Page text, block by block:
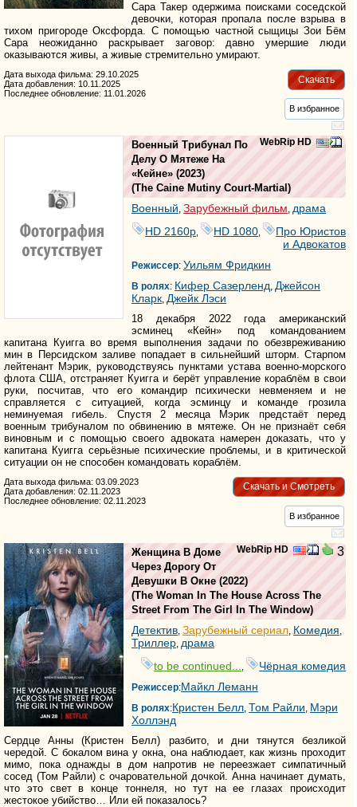
Сара Такер одержима поисками соседской
девочки, которая пропала после взрыва в
тихом пригороде Оксфорда. С помощью частной сыщицы Зои Бём
Сара неожиданно раскрывает заговор: давно умершие люди
оказываются живы, а живые стремительно умирают.
Скачать
Дата выхода фильма: 29.10.2025
Дата добавления: 10.11.2025
Последнее обновление: 11.01.2026
В избранное
WebRip HD
Военный Трибунал По
Делу О Мятеже На
«Кейне» (2023)
(The Caine Mutiny Court-Martial )
Военный, Зарубежный фильм, драма
HD 2160р
HD 1080
Про Юристов
и Адвокатов
Режиссер: Уильям Фридкин
В ролях: Кифер Сазерленд, Джейсон
Кларк, Джейк Лэси
18 декабря 2022 года американский
эсминец «Кейн» под командованием
капитана Куигга во время выполнения задачи по обезвреживанию
мин в Персидском заливе попадает в сильнейший шторм. Старпом
лейтенант Мэрик, руководствуясь пунктами устава военно-морского
флота США, отстраняет Куигга и берёт управление кораблём в свои
руки, посчитав, что его командир психически невменяем и не
справляется с ситуацией, когда эсминцу и команде грозила
неминуемая гибель. Спустя 2 месяца Мэрик предстаёт перед
военным трибуналом по обвинению в мятеже. Он не признаёт себя
виновным и с помощью своего адвоката намерен доказать, что у
капитана Куигга серьёзные психические проблемы, и в критической
ситуации он не способен командовать кораблём.
Скачать и Смотреть
Дата выхода фильма: 03.09.2023
Дата добавления: 02.11.2023
Последнее обновление: 02.11.2023
В избранное
WebRip HD 3
Женщина В Доме
Через Дорогу От
Девушки В Окне (2022)
(The Woman In The House Across The
Street From The Girl In The Window)
Детектив Зарубежный сериал Комедия
Триллер драма
to be continued...
Чёрная комедия
Режиссер:Майкл Леманн
В ролях:Кристен Белл Том Райли Мэри
Холлэнд
Сердце Анны (Кристен Белл) разбито, и дни тянутся безликой
чередой. С бокалом вина у окна, она наблюдает, как жизнь проходит
мимо, пока однажды в дом напротив не переезжает симпатичный
сосед (Том Райли) с очаровательной дочкой. Анна начинает думать,
что это свет в конце тоннеля, но тут на ее глазах происходит
жестокое убийство… Или ей показалось?